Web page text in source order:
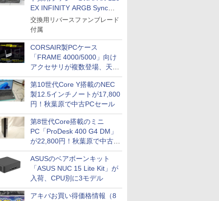
EX INFINITY ARGB Sync」
に単品パッケージ
交換用リバースファンブレード
付属
CORSAIR製PCケース
「FRAME 4000/5000」向け
アクセサリが複数登場、天然
木製パネルや背面コネクタ対
応トレイなど
第10世代Core Y搭載のNEC
製12.5インチノートが17,800
円！秋葉原で中古PCセール
第8世代Core搭載のミニ
PC「ProDesk 400 G4 DM」
が22,800円！秋葉原で中古
PCセール
ASUSのベアボーンキット
「ASUS NUC 15 Lite Kit」が
入荷、CPU別に3モデル
アキバお買い得価格情報（8